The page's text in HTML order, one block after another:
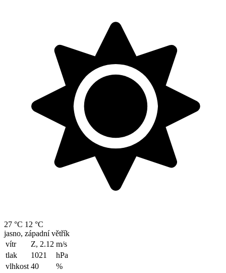
27 °C 12 °C
jasno, západní větřík
vítr
Z, 2.12 m/s
tlak
1021
hPa
vlhkost 40 %